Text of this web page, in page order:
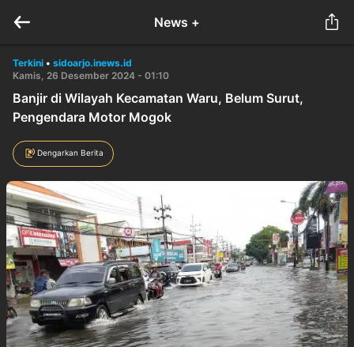
News +
Terkini • sidoarjo.inews.id
Kamis, 26 Desember 2024 - 01:10
Banjir di Wilayah Kecamatan Waru, Belum Surut,
Pengendara Motor Mogok
Dengarkan Berita